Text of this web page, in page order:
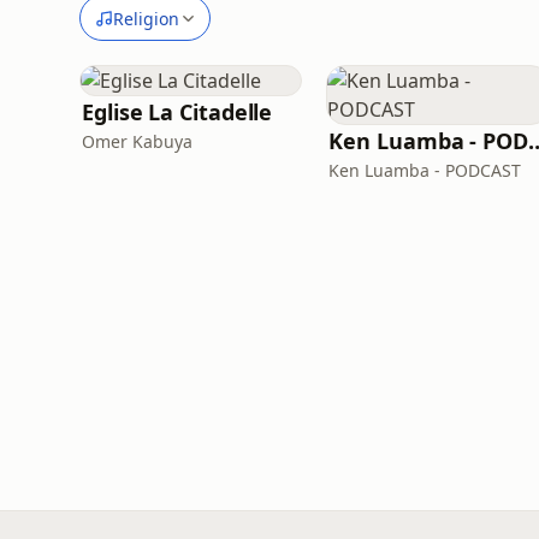
Religion
Eglise La Citadelle
Omer Kabuya Ken
Ken Luamba - PODCAST